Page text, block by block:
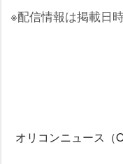
※配信情報は掲載日
オリコンニュース（